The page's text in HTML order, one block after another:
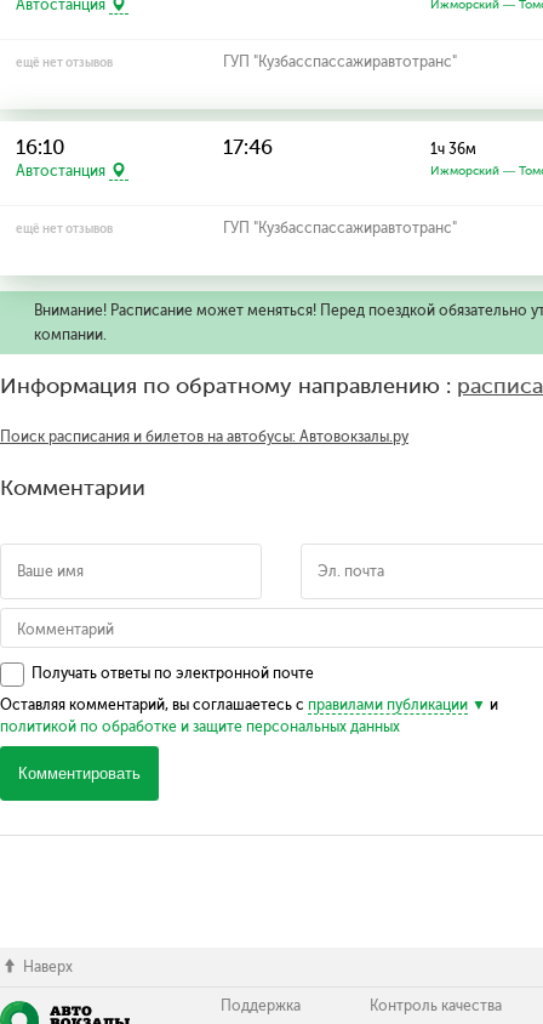
Автостанция Ижморский —
ещё нет отзывов ГУП "Кузбасспассажиравтотранс"
16:10
Автостанция
17:46 1ч 36м
Ижморский —
ещё нет отзывов ГУП "Кузбасспассажиравтотранс"
Внимание! Расписание может меняться! Перед поездкой обязательно
компании.
Информация по обратному направлению :
Поиск расписания и билетов на автобусы: Автовокзалы.ру
Комментарии
Получать ответы по электронной почте
Оставляя комментарий, вы соглашаетесь с правилами публикации
и
политикой по обработке и защите персональных данных
Комментировать
Наверх
Поддержка
Контроль качества